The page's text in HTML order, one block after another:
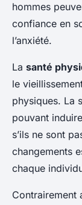
hommes
confiance en
l’anxiété.
La santé
le
physiques. La
pouvant
s’ils ne sont
changements
chaque
Contrairement